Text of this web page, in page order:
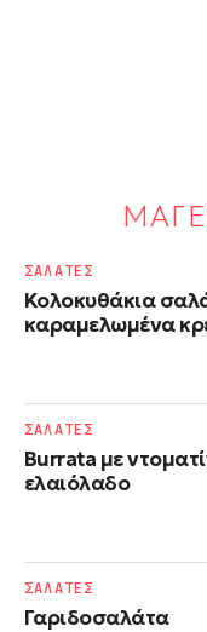
Κολοκυθάκια
καραμελωμένα
ΣΑΛΑΤΕΣ
Burrata με
ελαιόλαδο
ΣΑΛΑΤΕΣ
Γαριδοσαλάτα
ΣΑΛΑΤΕΣ